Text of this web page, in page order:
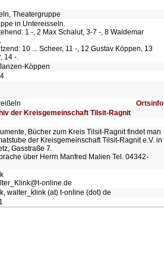
Theatergruppe
in Untereisseln.
1 -, 2 Max Schalut, 3-7 -, 8 Waldemar
10 ... Scheer, 11 -, 12 Gustav Köppen, 13
14 -.
Köppen
Ortsinfo
der Kreisgemeinschaft Tilsit-Ragnit
Bücher zum Kreis Tilsit-Ragnit findet man
der Kreisgemeinschaft Tilsit-Ragnit e.V. in
Gasstraße 7.
über Herrn Manfred Malien Tel. 04342-
online.de
walter_klink (at) t-online (dot) de